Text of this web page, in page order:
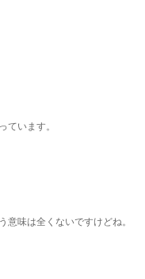
います。
味は全くないですけどね。